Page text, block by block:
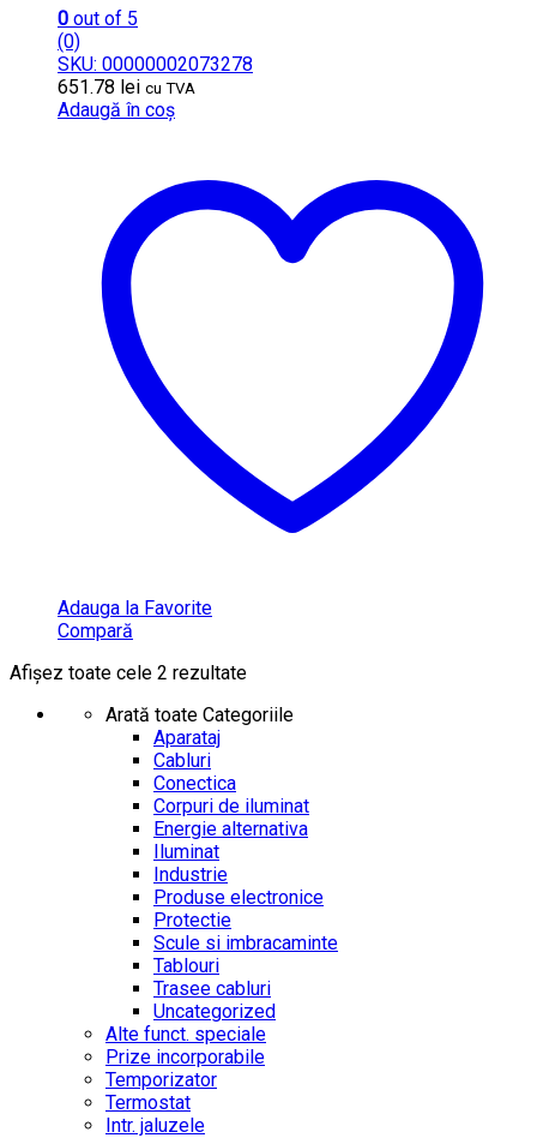
0 out of 5
(0)
SKU: 00000002073278
651.78 lei cu TVA
Adaugă în coș
Adauga la Favorite
Compară
Afișez toate cele 2 rezultate
Arată toate Categoriile
Aparataj
Cabluri
Conectica
Corpuri de iluminat
Energie alternativa
Iluminat
Industrie
Produse electronice
Protectie
Scule si imbracaminte
Tablouri
Trasee cabluri
Uncategorized
Alte funct. speciale
Prize incorporabile
Temporizator
Termostat
Intr. jaluzele